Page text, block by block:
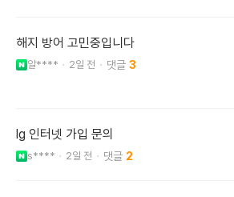
해지 방어 고민중입니다
알**** 2일 전 3
lg 인터넷 가입 문의
s**** 2일 전 2